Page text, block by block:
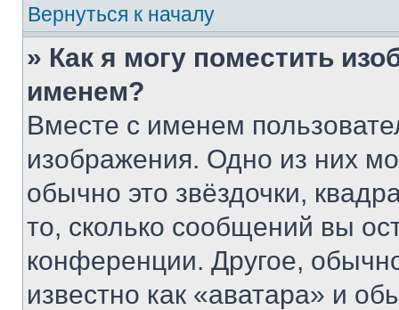
Вернуться к началу
» Как я могу поместить
именем?
Вместе с именем
изображения. Одно из них
обычно это звёздочки,
то, сколько сообщений вы
конференции. Другое,
известно как «аватара» и